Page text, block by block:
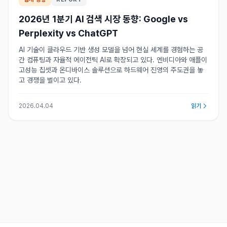
2026년 1분기 AI 검색 시장 동향: Google vs
Perplexity vs ChatGPT
AI 기술이 클라우드 기반 생성 모델을 넘어 현실 세계를 경험하는 공
간 컴퓨팅과 자율적 에이전틱 AI로 확장되고 있다. 엔비디아와 애플이
고성능 칩셋과 온디바이스 솔루션으로 하드웨어 진영의 주도권을 놓
고 경쟁을 벌이고 있다.
2026.04.04 읽기